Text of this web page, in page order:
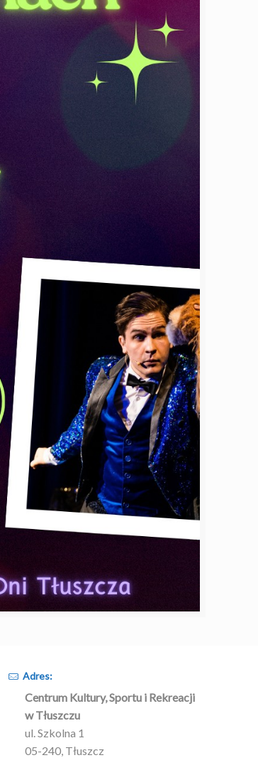
Adres:
Centrum Kultury, Sportu i Rekreacji
w Tłuszczu
ul. Szkolna 1
05-240, Tłuszcz